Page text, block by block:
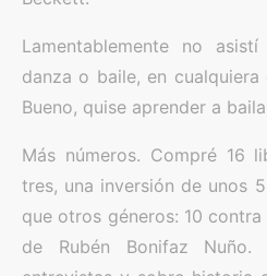
Lamentablemente no
danza o baile, en cualquiera
Bueno, quise aprender a
Más números. Compré 16
tres, una inversión de unos
que otros géneros: 10
de Rubén Bonifaz Nuño.